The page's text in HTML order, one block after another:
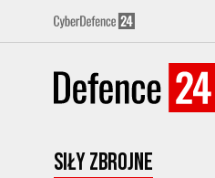
Siły zbrojne